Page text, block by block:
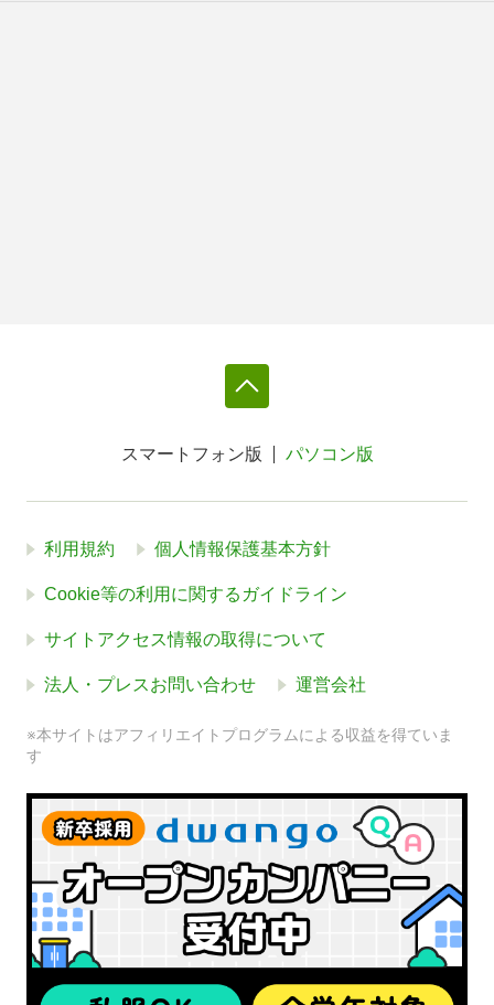
スマートフォン版 パソコン版
利用規約 個人情報保護基本方針
Cookie等の利用に関するガイドライン
サイトアクセス情報の取得について
法人・プレスお問い合わせ 運営会社
※本サイトはアフィリエイトプログラムによる収益を得ていま
す